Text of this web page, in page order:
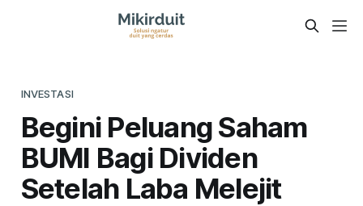
INVESTASI
Begini Peluang Saham
BUMI Bagi Dividen
Setelah Laba Melejit